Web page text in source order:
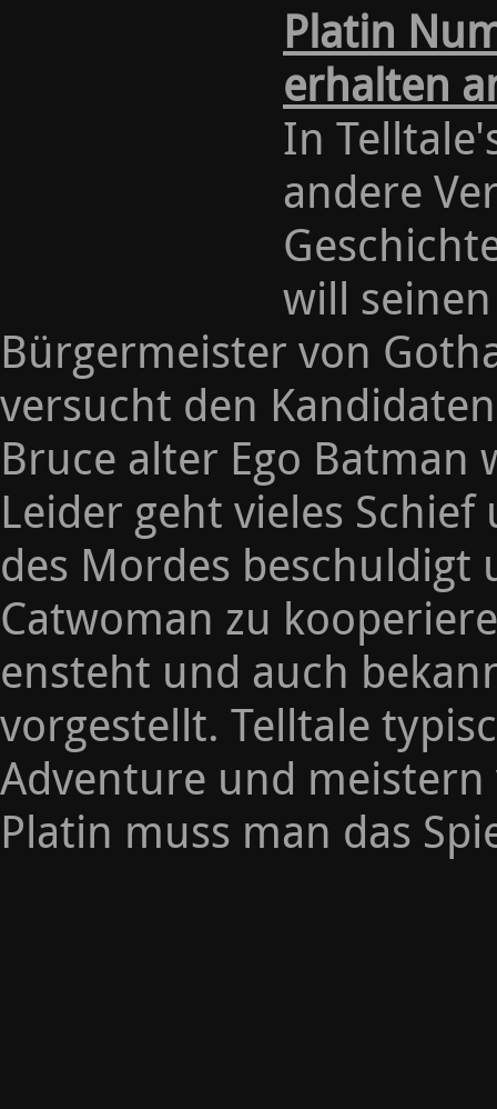
Platin
erhalten
In
andere
will
Bürgermeister von
versucht den
Bruce alter Ego
Leider geht vieles
des Mordes
Catwoman zu
ensteht und auch
vorgestellt. Telltale
Adventure und
Platin muss man das